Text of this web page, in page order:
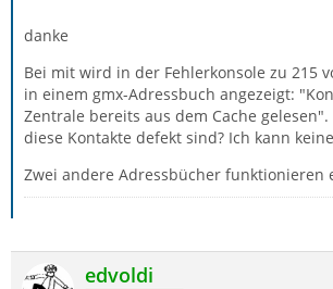
danke
Bei mit wird in der Fehlerkonsole zu 215
in einem gmx-Adressbuch angezeigt:
Zentrale bereits aus dem Cache gelesen".
diese Kontakte defekt sind? Ich kann
Zwei andere Adressbücher funktionieren
edvoldi